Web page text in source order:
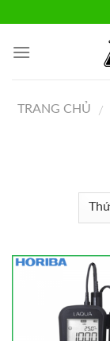
content
TRANG CHỦ /